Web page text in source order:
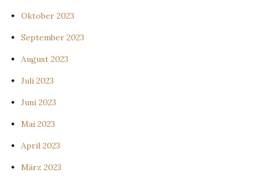
Oktober 2023
September 2023
August 2023
Juli 2023
Juni 2023
Mai 2023
April 2023
März 2023